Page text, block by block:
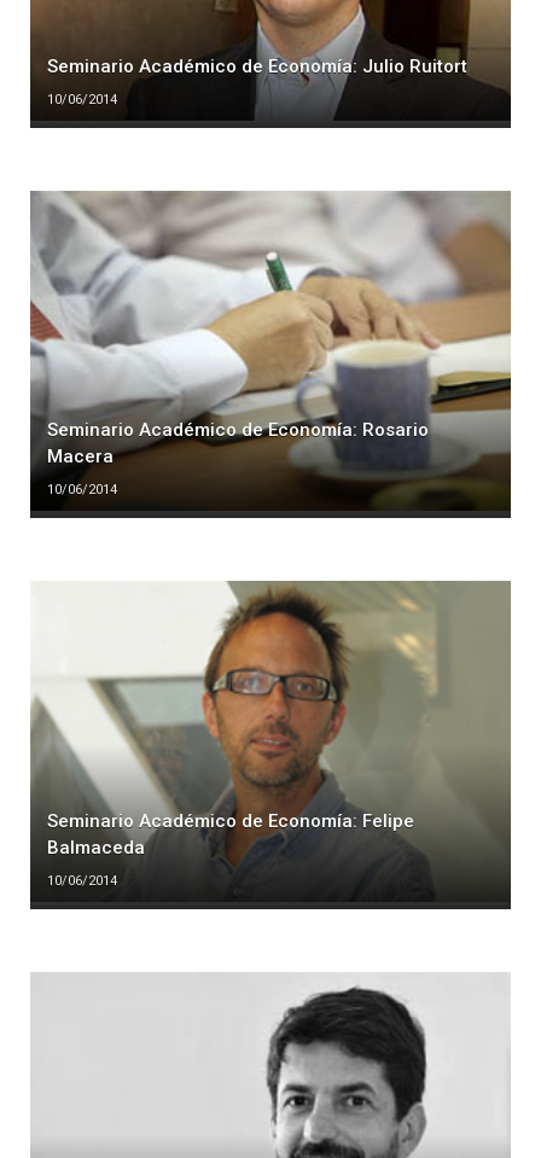
Seminario Académico de Economía: Julio Ruitort
10/06/2014
Seminario Académico de Economía: Rosario
Macera
10/06/2014
Seminario Académico de Economía: Felipe
Balmaceda
10/06/2014